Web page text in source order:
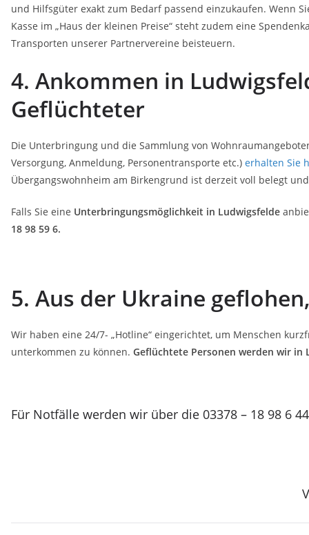
und Hilfsgüter exakt zum Bedarf passend einzukaufen. Wenn
Kasse im „Haus der kleinen Preise“ steht zudem eine
Transporten unserer Partnervereine beisteuern.
4. Ankommen in
Geflüchteter
Die Unterbringung und die Sammlung von
Versorgung, Anmeldung, Personentransporte etc.) erhalten Sie
Übergangswohnheim am Birkengrund ist derzeit voll belegt
Falls Sie eine Unterbringungsmöglichkeit in Ludwigsfelde
18 98 59 6.
5. Aus der Ukraine
Wir haben eine 24/7- „Hotline“ eingerichtet, um Menschen
unterkommen zu können. Geflüchtete Personen werden wir in
Für Notfälle werden wir über die 03378 – 18 98 6